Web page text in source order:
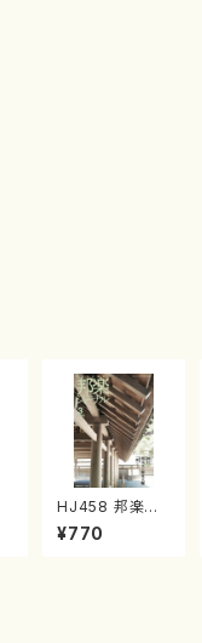
HJ458 邦楽ジ
ャーナルVol.45
8（25年3月号）
¥770